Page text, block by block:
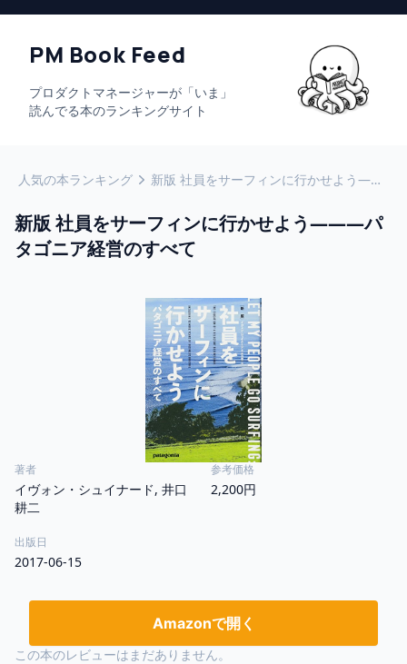
PM Book Feed
プロダクトマネージャーが「いま」
読んでる本のランキングサイト
人気の本ランキング 新版 社員をサーフィンに行かせよう―――パタゴニア経営のすべて
新版 社員をサーフィンに行かせよう―――パ
タゴニア経営のすべて
著者
イヴォン・シュイナード, 井口
耕二
参考価格
2,200円
出版日
2017-06-15
Amazonで開く
この本のレビューはまだありません。